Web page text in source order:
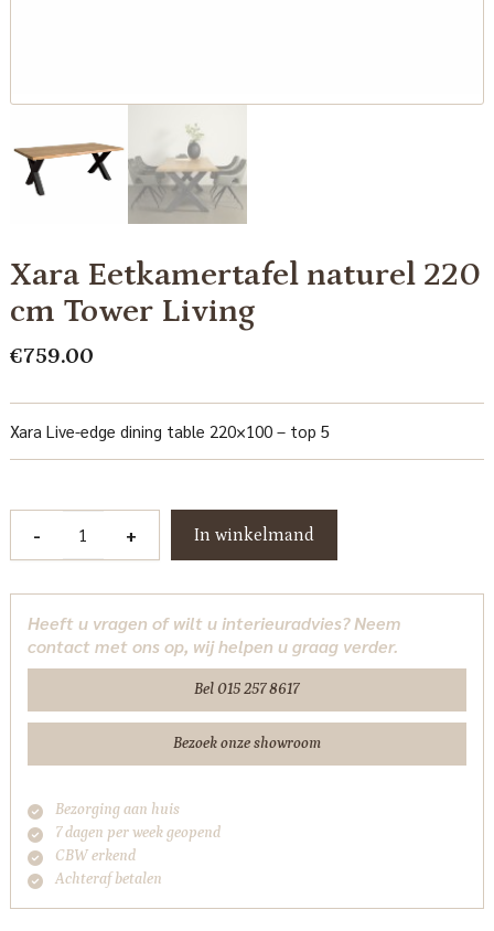
Xara Eetkamertafel naturel 220
cm Tower Living
€759.00
Xara Live-edge dining table 220×100 – top 5
-
Eetkamertafel
220
cm
Tower
aantal
+ In winkelmand
Heeft u vragen of wilt u interieuradvies? Neem
contact met ons op, wij helpen u graag verder.
Bel 015 257 8617
Bezoek onze showroom
Bezorging aan huis
7 dagen per week geopend
CBW erkend
Achteraf betalen